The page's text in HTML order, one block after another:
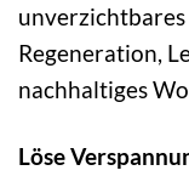
Regeneration,
nachhaltiges
Löse